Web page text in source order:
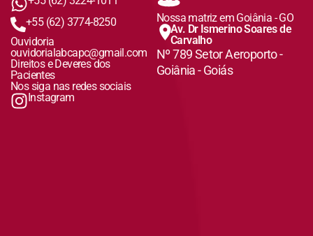
+55 (62) 3774-8250
Ouvidoria
ouvidorialabcapc@gmail.com
Direitos e Deveres dos
Pacientes
Nos siga nas redes sociais
Instagram
Nossa matriz em Goiânia - GO
Av. Dr Ismerino Soares de
Carvalho
Nº 789 Setor Aeroporto -
Goiânia - Goiás